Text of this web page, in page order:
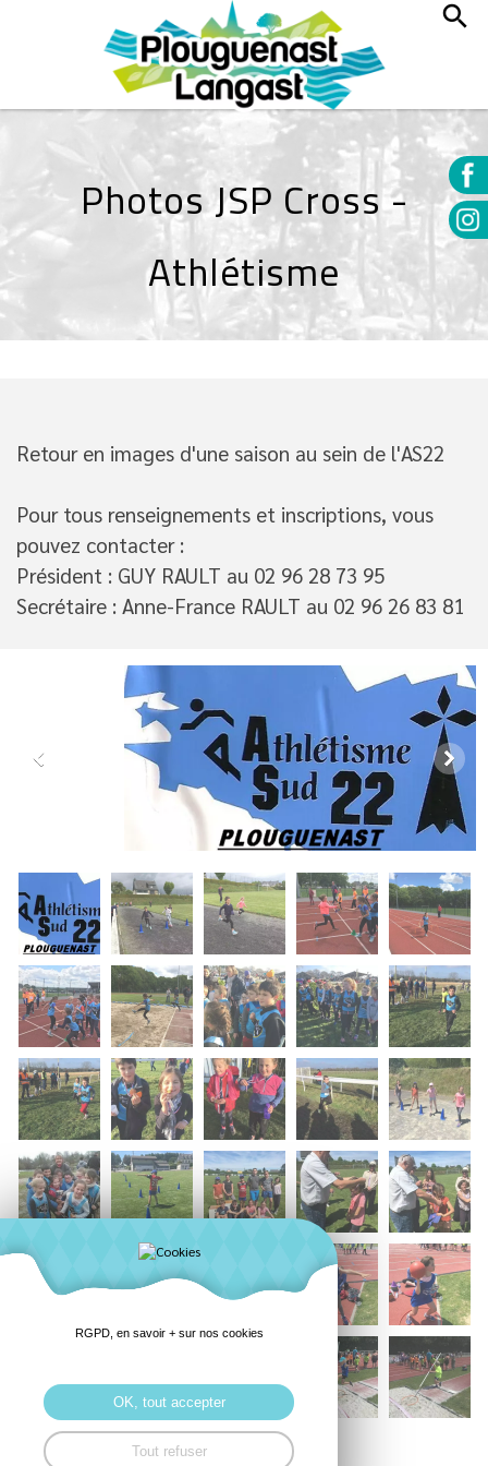
Photos JSP Cross -
Athlétisme
Retour en images d'une saison au sein de l'AS22
Pour tous renseignements et inscriptions, vous
pouvez contacter :
Président : GUY RAULT au 02 96 28 73 95
Secrétaire : Anne-France RAULT au 02 96 26 83 81
RGPD, en savoir + sur nos cookies
OK, tout accepter
Tout refuser